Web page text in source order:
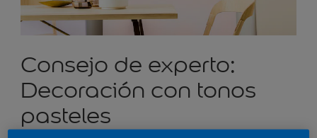
Consejo de experto:
Decoración con tonos
pasteles